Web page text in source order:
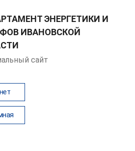
ЭНЕРГЕТИКИ И
ИВАНОВСКОЙ
сайт